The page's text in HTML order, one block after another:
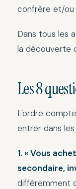
confrère et/ou
Dans tous les
la découverte
Les 8
L'ordre
entrer dans
1. « Vous
secondaire,
différemment